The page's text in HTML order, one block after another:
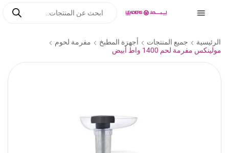
الرئيسية جميع المنتجات أجهزة المطبخ
مفرمة لحوم
مولينكس مفرمة لحم 1400 واط أبيض